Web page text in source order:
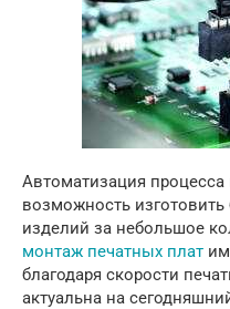
Автоматизация
возможность
изделий за небольшое
монтаж печатных плат
благодаря скорости
актуальна на